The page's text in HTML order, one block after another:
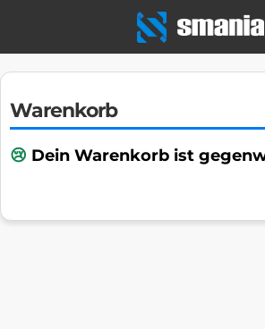
Warenkorb
Dein Warenkorb ist